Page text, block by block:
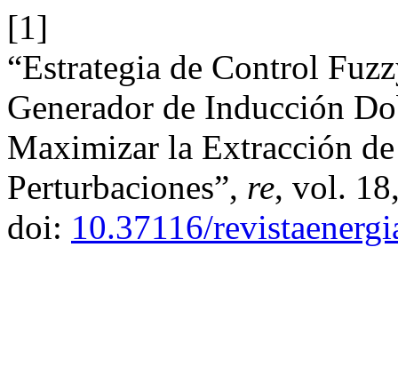
[1]
“Estrategia de Control
Generador de Inducción
Maximizar la Extracción
Perturbaciones”, re, vol.
doi: 10.37116/